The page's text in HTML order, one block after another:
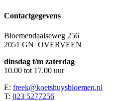
Contactgegevens
Bloemendaalseweg 256
2051 GN OVERVEEN
dinsdag t/m zaterdag
10.00 tot 17.00 uur
E: freek@koetshuysbloemen.nl
T: 023 5277256